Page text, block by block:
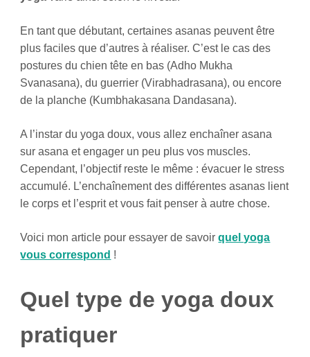
En tant que débutant, certaines asanas peuvent être
plus faciles que d’autres à réaliser. C’est le cas des
postures du chien tête en bas (Adho Mukha
Svanasana), du guerrier (Virabhadrasana), ou encore
de la planche (Kumbhakasana Dandasana).
A l’instar du yoga doux, vous allez enchaîner asana
sur asana et engager un peu plus vos muscles.
Cependant, l’objectif reste le même : évacuer le stress
accumulé. L’enchaînement des différentes asanas lient
le corps et l’esprit et vous fait penser à autre chose.
Voici mon article pour essayer de savoirquel yoga
vous correspond !
Quel type de yoga doux
pratiquer